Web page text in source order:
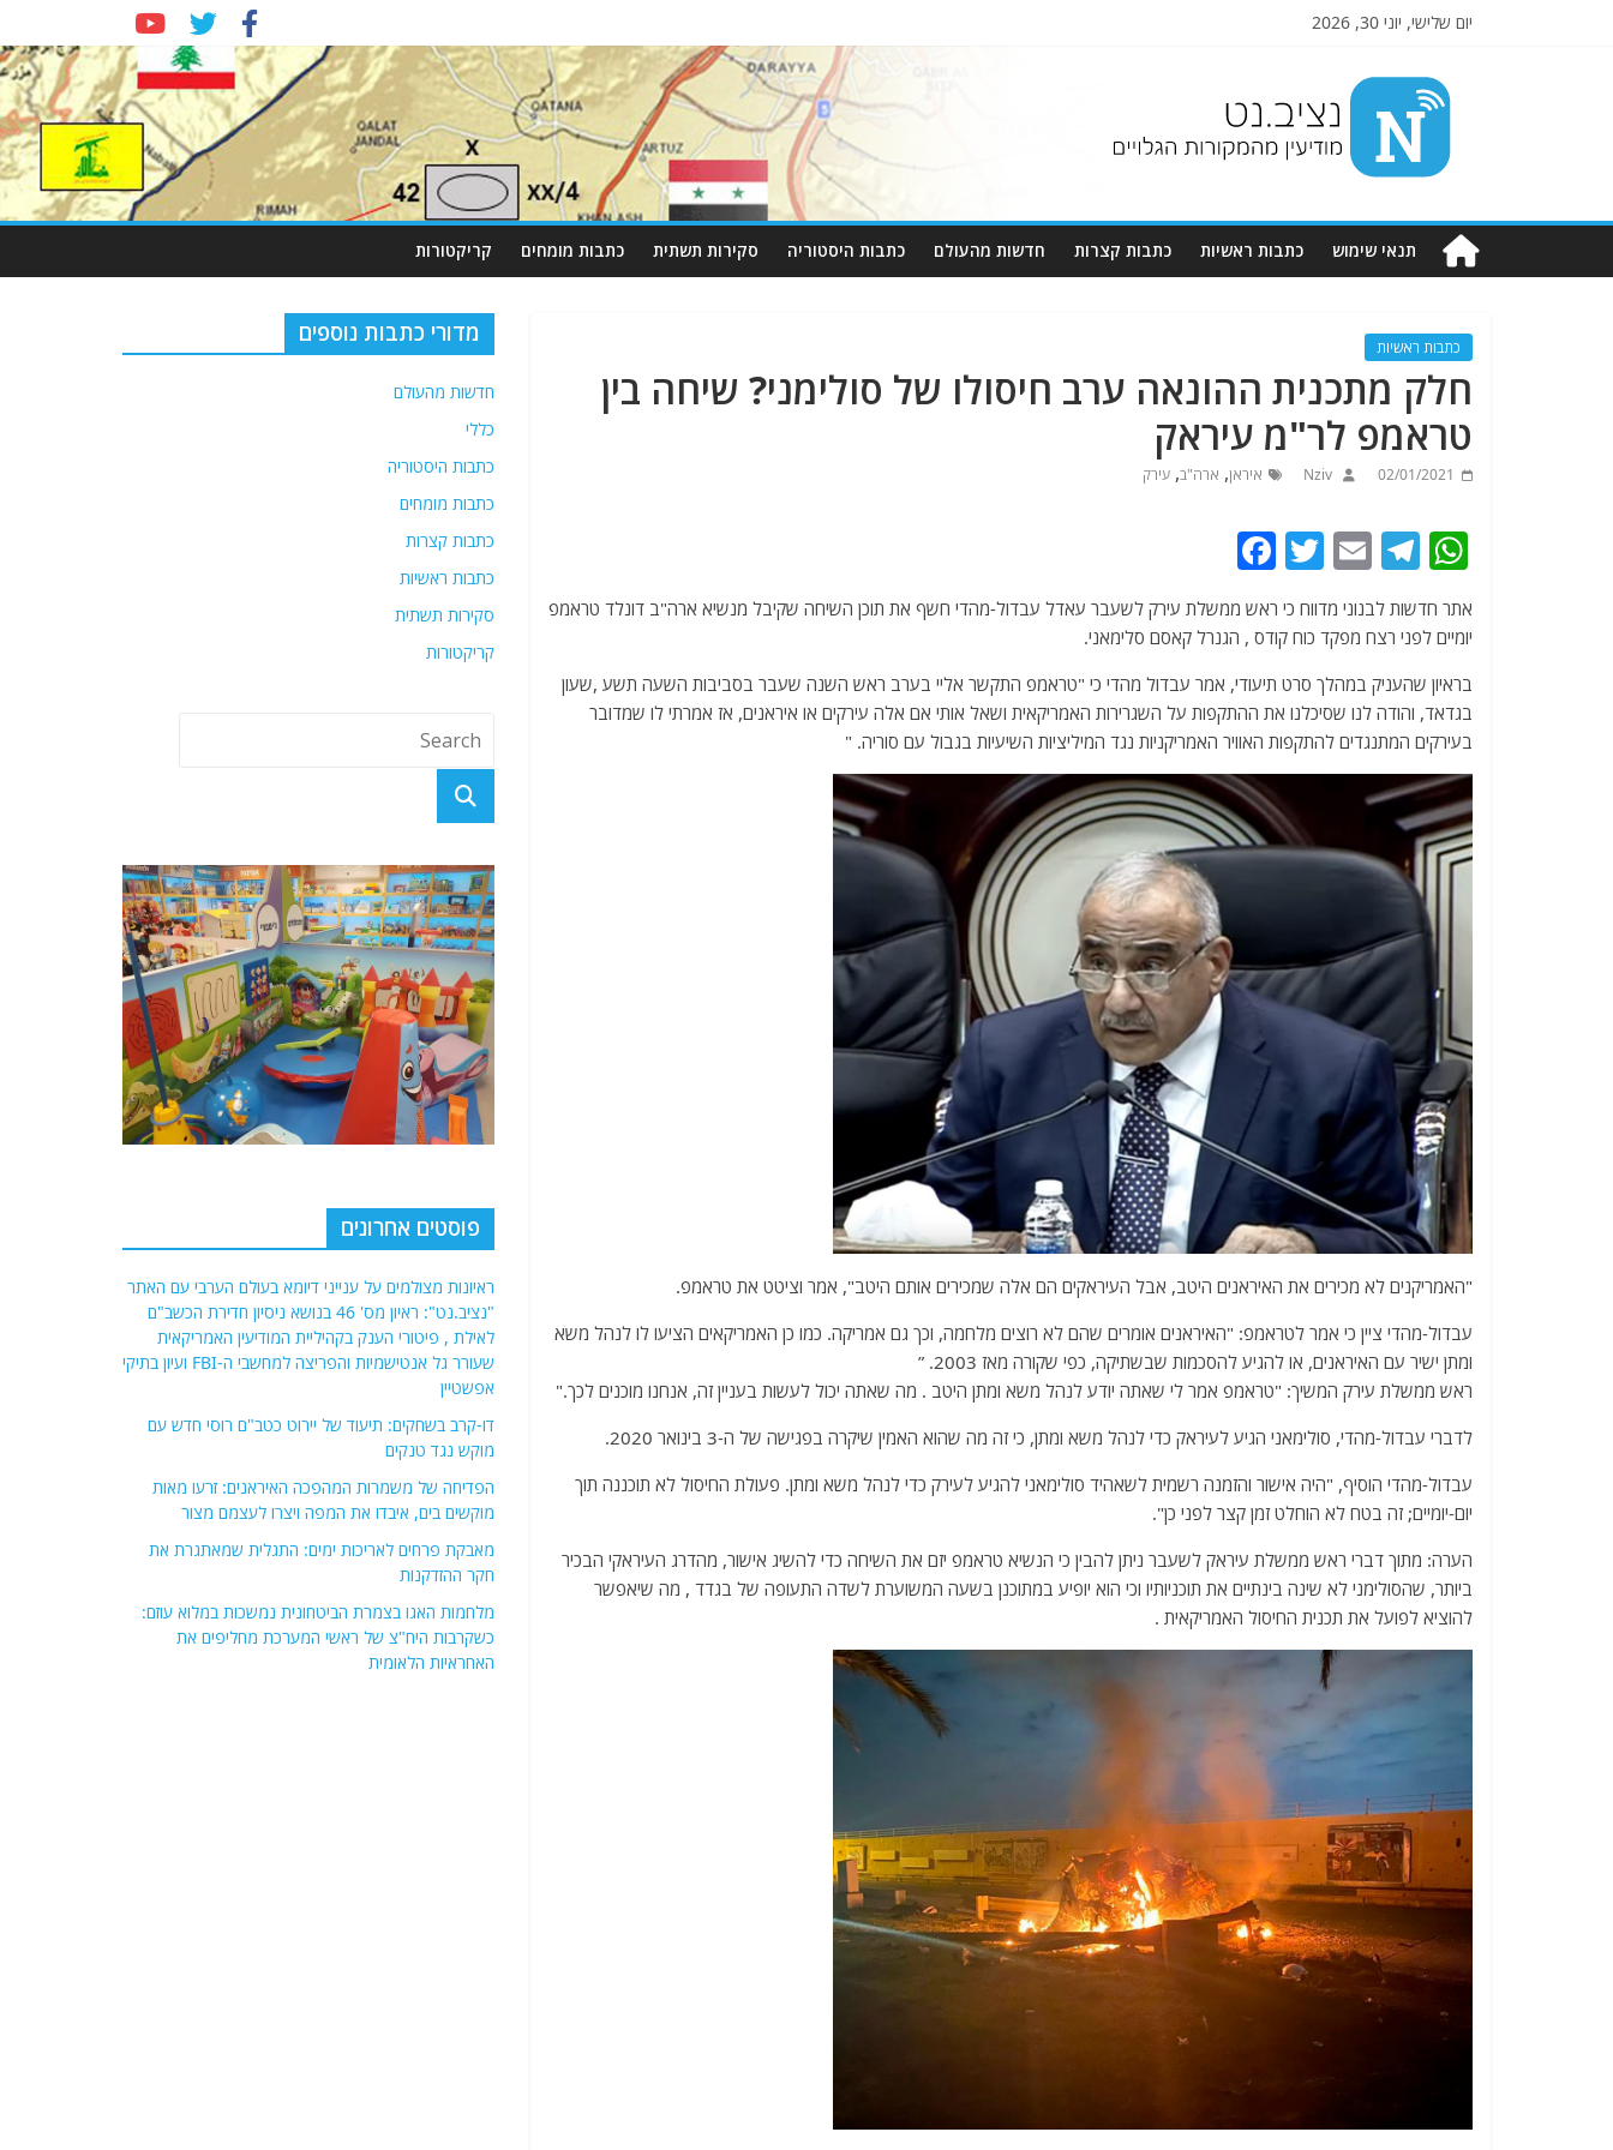
יום שלישי, יוני 30, 2026
Nziv.net
מודיעין
מהמקורות
תנאי שימוש כתבות ראשיות כתבות קצרות חדשות מהעולם כתבות היסטוריה סקירות תשתית כתבות מומחים קריקטורות
כתבות ראשיות
חלק מתכנית ההונאה ערב חיסולו של סולימני? שיחה בין
טראמפ לר"מ עיראק
02/01/2021
Nziv איראן, ארה"ב, עירק
W
at
s
A
p
p
T
el
e
g
ra
m
E
ai
l
T
itt
er
c
e
b
o
o
k
אתר חדשות לבנוני מדווח כי ראש ממשלת עירק לשעבר עאדל עבדול-מהדי חשף את תוכן השיחה שקיבל מנשיא ארה"ב דונלד טראמפ
יומיים לפני רצח מפקד כוח קודס , הגנרל קאסם סלימאני.
בראיון שהעניק במהלך סרט תיעודי, אמר עבדול מהדי כי "טראמפ התקשר אליי בערב ראש השנה שעבר בסביבות השעה תשע ,שעון
בגדאד, והודה לנו שסיכלנו את ההתקפות על השגרירות האמריקאית ושאל אותי אם אלה עירקים או איראנים, אז אמרתי לו שמדובר
בעירקים המתנגדים להתקפות האוויר האמריקניות נגד המיליציות השיעיות בגבול עם סוריה. "
"האמריקנים לא מכירים את האיראנים היטב, אבל העיראקים הם אלה שמכירים אותם היטב", אמר וציטט את טראמפ.
עבדול-מהדי ציין כי אמר לטראמפ: "האיראנים אומרים שהם לא רוצים מלחמה, וכך גם אמריקה. כמו כן האמריקאים הציעו לו לנהל משא
ומתן ישיר עם האיראנים, או להגיע להסכמות שבשתיקה, כפי שקורה מאז 2003. ”
ראש ממשלת עירק המשיך: "טראמפ אמר לי שאתה יודע לנהל משא ומתן היטב . מה שאתה יכול לעשות בעניין זה, אנחנו מוכנים לכך."
לדברי עבדול-מהדי, סולימאני הגיע לעיראק כדי לנהל משא ומתן, כי זה מה שהוא האמין שיקרה בפגישה של ה-3 בינואר 2020.
עבדול-מהדי הוסיף, "היה אישור והזמנה רשמית לשאהיד סולימאני להגיע לעירק כדי לנהל משא ומתן. פעולת החיסול לא תוכננה תוך
יום-יומיים; זה בטח לא הוחלט זמן קצר לפני כן".
הערה: מתוך דברי ראש ממשלת עיראק לשעבר ניתן להבין כי הנשיא טראמפ יזם את השיחה כדי להשיג אישור, מהדרג העיראקי הבכיר
ביותר, שהסולימני לא שינה בינתיים את תוכניותיו וכי הוא יופיע במתוכנן בשעה המשוערת לשדה התעופה של בגדד , מה שיאפשר
להוציא לפועל את תכנית החיסול האמריקאית .
מדורי כתבות נוספים
חדשות מהעולם
כללי
כתבות היסטוריה
כתבות מומחים
כתבות קצרות
כתבות ראשיות
סקירות תשתית
קריקטורות
פוסטים אחרונים
ראיונות מצולמים על ענייני דיומא בעולם הערבי עם האתר
"נציב.נט": ראיון מס' 46 בנושא ניסיון חדירת הכשב"ם
לאילת , פיטורי הענק בקהיליית המודיעין האמריקאית
שעורר גל אנטישמיות והפריצה למחשבי ה-FBI ועיון בתיקי
אפשטיין
דו-קרב בשחקים: תיעוד של יירוט כטב"ם רוסי חדש עם
מוקש נגד טנקים
הפדיחה של משמרות המהפכה האיראנים: זרעו מאות
מוקשים בים, איבדו את המפה ויצרו לעצמם מצור
מאבקת פרחים לאריכות ימים: התגלית שמאתגרת את
חקר ההזדקנות
מלחמות האגו בצמרת הביטחונית נמשכות במלוא עוזם:
כשקרבות היח"צ של ראשי המערכת מחליפים את
האחראיות הלאומית